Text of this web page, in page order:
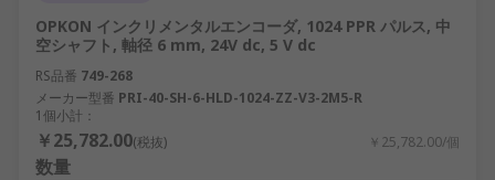
OPKON インクリメンタルエンコーダ, 1024 PPR パルス, 中
空シャフト, 軸径 6 mm, 24V dc, 5 V dc
RS品番 749-268
メーカー型番 PRI-40-SH-6-HLD-1024-ZZ-V3-2M5-R
1個小計：
￥25,782.00(税抜) ￥25,782.00/個
数量